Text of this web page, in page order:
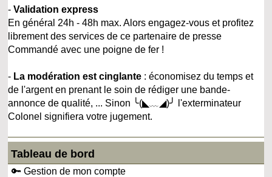
-Validation express
En général 24h - 48h max. Alors engagez-vous et profitez
librement des services de ce partenaire de presse
Commandé avec une poigne de fer !
- La modération est cinglante : économisez du temps et
de l'argent en prenant le soin de rédiger une bande-
annonce de qualité, ... Sinon ╰(◣﹏◢)╯ l'exterminateur
Colonel signifiera votre jugement.
Tableau de bord
🔑 Gestion de mon compte